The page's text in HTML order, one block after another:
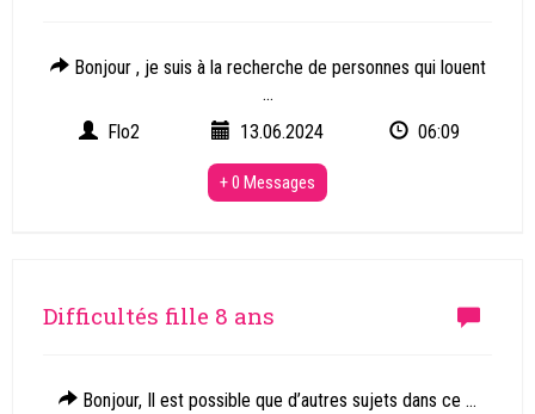
Bonjour , je suis à la recherche de personnes qui louent
...
Flo2
13.06.2024 06:09
+ 0 Messages
Difficultés fille 8 ans
Bonjour, Il est possible que d’autres sujets dans ce ...